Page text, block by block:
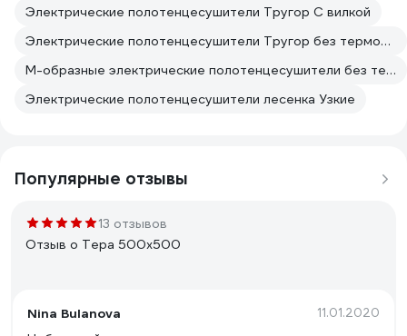
Электрические полотенцесушители Тругор С вилкой
Электрические полотенцесушители Тругор без терморегулятора
М-образные электрические полотенцесушители без терморегулятора
Электрические полотенцесушители лесенка Узкие
Популярные отзывы
13 отзывов
Отзыв о Тера 500х500
Nina Bulanova 11.01.2020